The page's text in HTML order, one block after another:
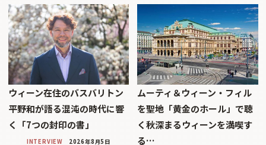
ウィーン在住のバスバリトン
平野和が語る混沌の時代に響
く「7つの封印の書」
INTERVIEW 2026年8月5日
ムーティ＆ウィーン・フィル
を聖地「黄金のホール」で聴
く秋深まるウィーンを満喫す
る…